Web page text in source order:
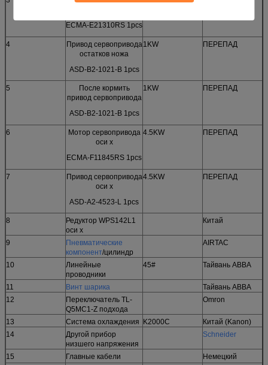
ECMA-E21310RS 1pcs
4
Привод сервопривода
остатков ножа
ASD-B2-1021-B 1pcs
1KW ПЕРЕПАД
5
После кормить
привод сервопривода
ASD-B2-1021-B 1pcs
1KW ПЕРЕПАД
6
Мотор сервопривода
оси x
ECMA-F11845RS 1pcs
4.5KW ПЕРЕПАД
7
Привод сервопривода
оси x
ASD-A2-4523-L 1pcs
4.5KW ПЕРЕПАД
8
Редуктор WPS142L1
оси x
Китай
9
Пневматические
компонент/цилиндр
AIRTAC
10
Линейные
проводники
45# Тайвань ABBA
11 Винт шарика
Тайвань ABBA
12
Переключатель TL-
Q5MC1-Z подхода
Omron
13 Система охлаждения K2000C
Китай (Kanon)
14
Другой прибор
низшего напряжения
Schneider
15 Главные кабели
Немецкий